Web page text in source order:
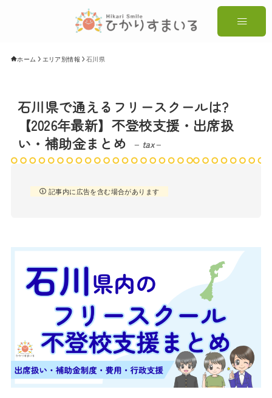
ホーム エリア別情報 石川県
石川県で通えるフリースクールは?
【2026年最新】不登校支援・出席扱
い・補助金まとめ
– tax –
記事内に広告を含む場合があります